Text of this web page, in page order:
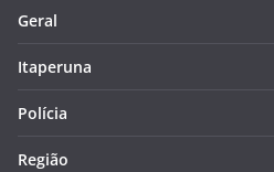
Geral
Itaperuna
Polícia
Região